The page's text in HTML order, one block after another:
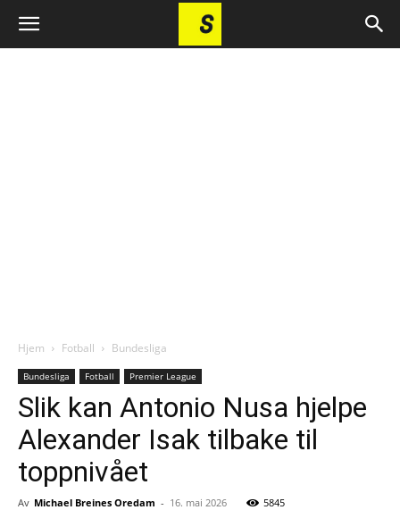
Hjem Fotball Bundesliga
Bundesliga Fotball Premier League
Slik kan Antonio Nusa hjelpe
Alexander Isak tilbake til
toppnivået
Av Michael Breines Oredam - 16. mai 2026 5845